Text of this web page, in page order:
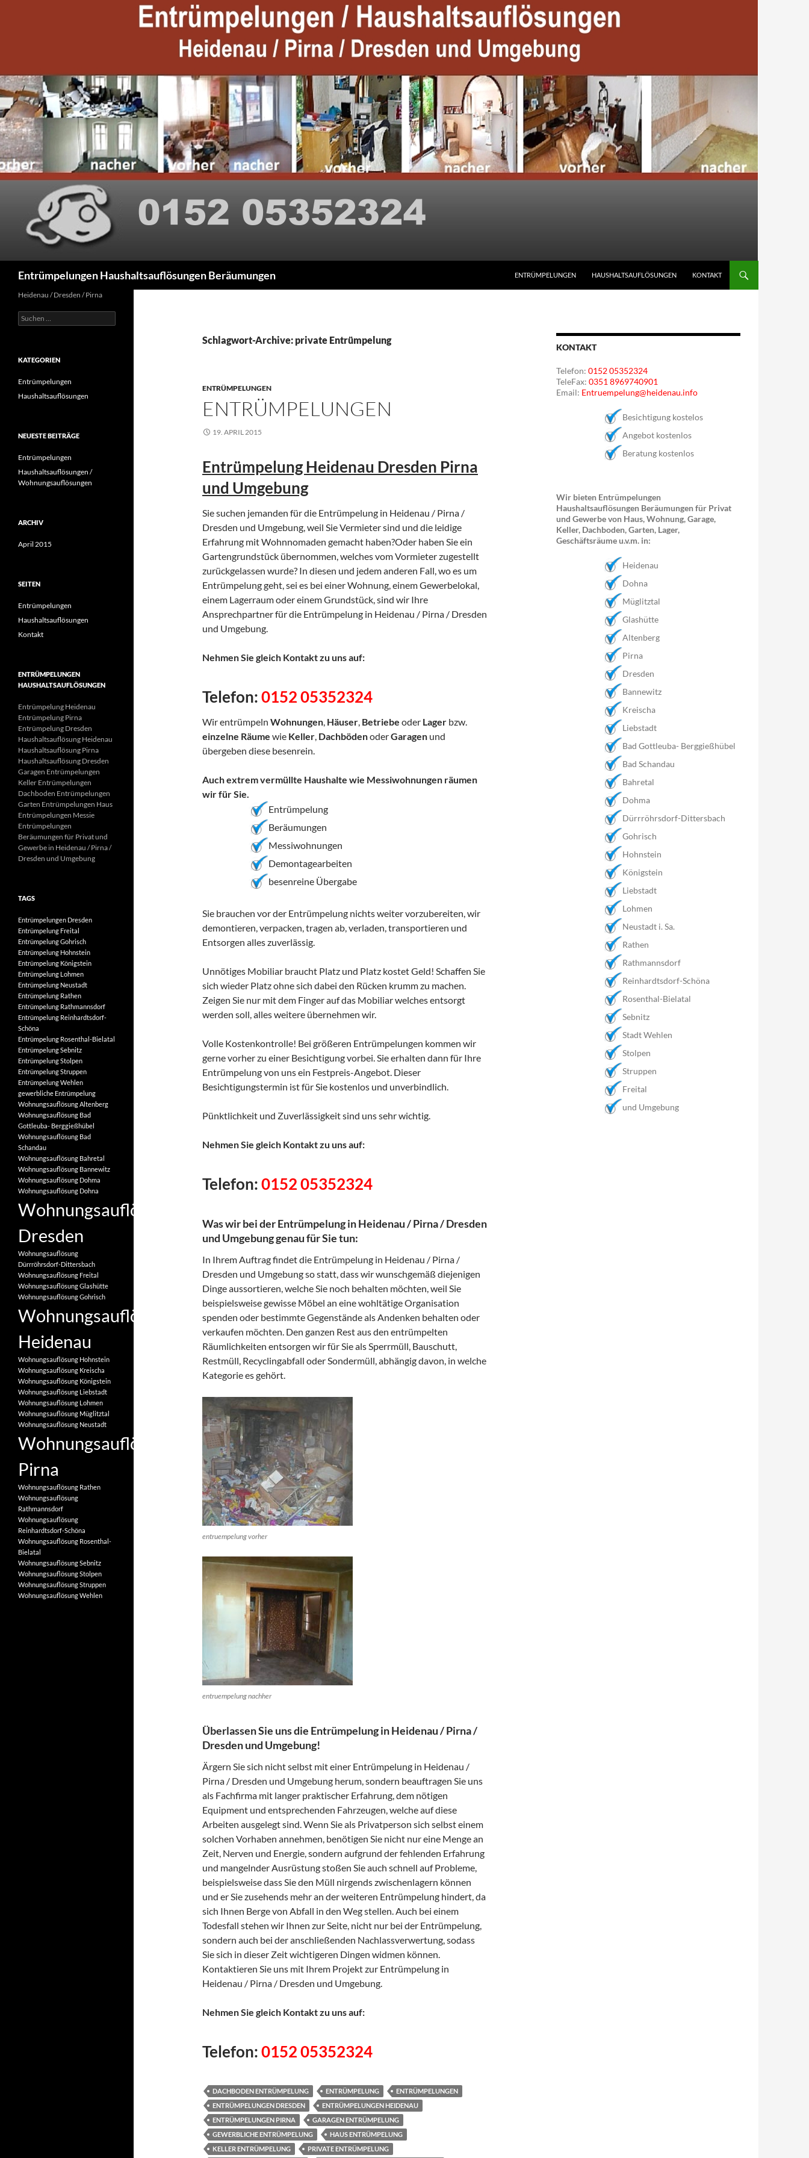
Entrümpelungen Haushaltsauflösungen Beräumungen
ENTRÜMPELUNGEN
HAUSHALTSAUFLÖSUNGEN KONTAKT
Schlagwort-Archive: private Entrümpelung
ENTRÜMPELUNGEN
ENTRÜMPELUNGEN
19. APRIL 2015
Entrümpelung Heidenau Dresden Pirna
und Umgebung
Sie suchen jemanden für die Entrümpelung in Heidenau / Pirna /
Dresden und Umgebung, weil Sie Vermieter sind und die leidige
Erfahrung mit Wohnnomaden gemacht haben?Oder haben Sie ein
Gartengrundstück übernommen, welches vom Vormieter zugestellt
zurückgelassen wurde? In diesen und jedem anderen Fall, wo es um
Entrümpelung geht, sei es bei einer Wohnung, einem Gewerbelokal,
einem Lagerraum oder einem Grundstück, sind wir Ihre
Ansprechpartner für die Entrümpelung in Heidenau / Pirna / Dresden
und Umgebung.
Nehmen Sie gleich Kontakt zu uns auf:
Telefon:0152 05352324
Wir entrümpeln Wohnungen, Häuser, Betriebe oder Lager bzw.
einzelne Räume wie Keller, DachbödenoderGaragen und
übergeben diese besenrein.
Auch extrem vermüllte Haushalte wie Messiwohnungen räumen
wir für Sie.
Entrümpelung
Beräumungen
Messiwohnungen
Demontagearbeiten
besenreine Übergabe
Sie brauchen vor der Entrümpelung nichts weiter vorzubereiten, wir
demontieren, verpacken, tragen ab, verladen, transportieren und
Entsorgen alles zuverlässig.
Unnötiges Mobiliar braucht Platz und Platz kostet Geld! Schaffen Sie
sich wieder Platz ohne sich dabei den Rücken krumm zu machen.
Zeigen Sie nur mit dem Finger auf das Mobiliar welches entsorgt
werden soll, alles weitere übernehmen wir.
Volle Kostenkontrolle! Bei größeren Entrümpelungen kommen wir
gerne vorher zu einer Besichtigung vorbei. Sie erhalten dann für Ihre
Entrümpelung von uns ein Festpreis-Angebot. Dieser
Besichtigungstermin ist für Sie kostenlos und unverbindlich.
Pünktlichkeit und Zuverlässigkeit sind uns sehr wichtig.
Nehmen Sie gleich Kontakt zu uns auf:
Telefon:0152 05352324
Was wir bei der Entrümpelung in Heidenau / Pirna / Dresden
und Umgebung genau für Sie tun:
In Ihrem Auftrag findet die Entrümpelung in Heidenau / Pirna /
Dresden und Umgebung so statt, dass wir wunschgemäß diejenigen
Dinge aussortieren, welche Sie noch behalten möchten, weil Sie
beispielsweise gewisse Möbel an eine wohltätige Organisation
spenden oder bestimmte Gegenstände als Andenken behalten oder
verkaufen möchten. Den ganzen Rest aus den entrümpelten
Räumlichkeiten entsorgen wir für Sie als Sperrmüll, Bauschutt,
Restmüll, Recyclingabfall oder Sondermüll, abhängig davon, in welche
Kategorie es gehört.
entruempelung vorher
entruempelung nachher
Überlassen Sie uns die Entrümpelung in Heidenau / Pirna /
Dresden und Umgebung!
Ärgern Sie sich nicht selbst mit einer Entrümpelung in Heidenau /
Pirna / Dresden und Umgebung herum, sondern beauftragen Sie uns
als Fachfirma mit langer praktischer Erfahrung, dem nötigen
Equipment und entsprechenden Fahrzeugen, welche auf diese
Arbeiten ausgelegt sind. Wenn Sie als Privatperson sich selbst einem
solchen Vorhaben annehmen, benötigen Sie nicht nur eine Menge an
Zeit, Nerven und Energie, sondern aufgrund der fehlenden Erfahrung
und mangelnder Ausrüstung stoßen Sie auch schnell auf Probleme,
beispielsweise dass Sie den Müll nirgends zwischenlagern können
und er Sie zusehends mehr an der weiteren Entrümpelung hindert, da
sich Ihnen Berge von Abfall in den Weg stellen. Auch bei einem
Todesfall stehen wir Ihnen zur Seite, nicht nur bei der Entrümpelung,
sondern auch bei der anschließenden Nachlassverwertung, sodass
Sie sich in dieser Zeit wichtigeren Dingen widmen können.
Kontaktieren Sie uns mit Ihrem Projekt zur Entrümpelung in
Heidenau / Pirna / Dresden und Umgebung.
Nehmen Sie gleich Kontakt zu uns auf:
Telefon:0152 05352324
DACHBODEN ENTRÜMPELUNG ENTRÜMPELUNG
ENTRÜMPELUNGEN
ENTRÜMPELUNGEN DRESDEN
ENTRÜMPELUNGEN HEIDENAU
ENTRÜMPELUNGEN PIRNA
GARAGEN ENTRÜMPELUNG
GEWERBLICHE ENTRÜMPELUNG
HAUS ENTRÜMPELUNG
KELLER ENTRÜMPELUNG
PRIVATE ENTRÜMPELUNG
KONTAKT
Telefon: 0152 05352324
TeleFax: 0351 8969740901
Email: Entruempelung@heidenau.info
Besichtigung kostelos
Angebot kostenlos
Beratung kostenlos
Wir bieten Entrümpelungen
Haushaltsauflösungen Beräumungen für Privat
und Gewerbe von Haus, Wohnung, Garage,
Keller, Dachboden, Garten, Lager,
Geschäftsräume u.v.m. in:
Heidenau
Dohna
Müglitztal
Glashütte
Altenberg
Pirna
Dresden
Bannewitz
Kreischa
Liebstadt
Bad Gottleuba- Berggießhübel
Bad Schandau
Bahretal
Dohma
Dürrröhrsdorf-Dittersbach
Gohrisch
Hohnstein
Königstein
Liebstadt
Lohmen
Neustadt i. Sa.
Rathen
Rathmannsdorf
Reinhardtsdorf-Schöna
Rosenthal-Bielatal
Sebnitz
Stadt Wehlen
Stolpen
Struppen
Freital
und Umgebung
Heidenau / Dresden / Pirna
Suchen
nach:
KATEGORIEN
Entrümpelungen
Haushaltsauflösungen
NEUESTE BEITRÄGE
Entrümpelungen
Haushaltsauflösungen /
Wohnungsauflösungen
ARCHIV
April 2015
SEITEN
Entrümpelungen
Haushaltsauflösungen
Kontakt
ENTRÜMPELUNGEN
HAUSHALTSAUFLÖSUNGEN
Entrümpelung Heidenau
Entrümpelung Pirna
Entrümpelung Dresden
Haushaltsauflösung Heidenau
Haushaltsauflösung Pirna
Haushaltsauflösung Dresden
Garagen Entrümpelungen
Keller Entrümpelungen
Dachboden Entrümpelungen
Garten Entrümpelungen Haus
Entrümpelungen Messie
Entrümpelungen
Beräumungen für Privat und
Gewerbe in Heidenau / Pirna /
Dresden und Umgebung
TAGS
Entrümpelungen Dresden
Entrümpelung Freital
Entrümpelung Gohrisch
Entrümpelung Hohnstein
Entrümpelung Königstein
Entrümpelung Lohmen
Entrümpelung Neustadt
Entrümpelung Rathen
Entrümpelung Rathmannsdorf
Entrümpelung Reinhardtsdorf-
Schöna
Entrümpelung Rosenthal-Bielatal
Entrümpelung Sebnitz
Entrümpelung Stolpen
Entrümpelung Struppen
Entrümpelung Wehlen
gewerbliche Entrümpelung
Wohnungsauflösung Altenberg
Wohnungsauflösung Bad
Gottleuba- Berggießhübel
Wohnungsauflösung Bad
Schandau
Wohnungsauflösung Bahretal
Wohnungsauflösung Bannewitz
Wohnungsauflösung Dohma
Wohnungsauflösung Dohna
Wohnungsauflösung
Dresden
Wohnungsauflösung
Dürrröhrsdorf-Dittersbach
Wohnungsauflösung Freital
Wohnungsauflösung Glashütte
Wohnungsauflösung Gohrisch
Wohnungsauflösung
Heidenau
Wohnungsauflösung Hohnstein
Wohnungsauflösung Kreischa
Wohnungsauflösung Königstein
Wohnungsauflösung Liebstadt
Wohnungsauflösung Lohmen
Wohnungsauflösung Müglitztal
Wohnungsauflösung Neustadt
Wohnungsauflösung
Pirna
Wohnungsauflösung Rathen
Wohnungsauflösung
Rathmannsdorf
Wohnungsauflösung
Reinhardtsdorf-Schöna
Wohnungsauflösung Rosenthal-
Bielatal
Wohnungsauflösung Sebnitz
Wohnungsauflösung Stolpen
Wohnungsauflösung Struppen
Wohnungsauflösung Wehlen